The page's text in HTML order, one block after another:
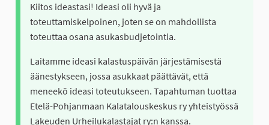
Kiitos ideastasi! Ideasi oli hyvä ja
toteuttamiskelpoinen, joten se on mahdollista
toteuttaa osana asukasbudjetointia.
Laitamme ideasi kalastuspäivän järjestämisestä
äänestykseen, jossa asukkaat päättävät, että
meneekö ideasi toteutukseen. Tapahtuman tuottaa
Etelä-Pohjanmaan Kalatalouskeskus ry yhteistyössä
Lakeuden Urheilukalastajat ry:n kanssa.